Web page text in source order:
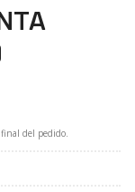
del pedido.